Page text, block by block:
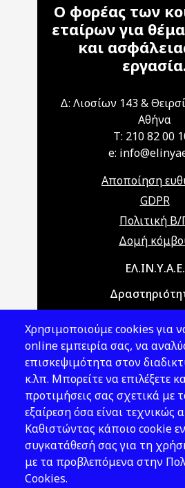
Ο φορέας των
εταίρων για
και
Δ: Λιοσίων 143 &
Αθήνα
T: 210 82 00
e:
Αποποίηση
GDPR
Πολιτική
Δομή
Main navigationΕΛ.ΙΝ.Υ.Α.Ε.
Νομοθεσία
Εκδόσεις
Νέα -
Χρησιμοποιούμε cookies για
online εμπειρία σας, να
επισκεψιμότητα στον
κ.λπ. Μπορείτε να επιλέξετε
προτιμήσεις σας σχετικά με
εξαίρεση όσα είναι τεχνικώς
Καθιστώντας κάποιο cookie
συγκατάθεσή σας για τη
με τα προβλεπόμενα στην
Cookies.